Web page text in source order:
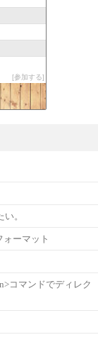
参加する
。
ォーマット
コマンドでディレク